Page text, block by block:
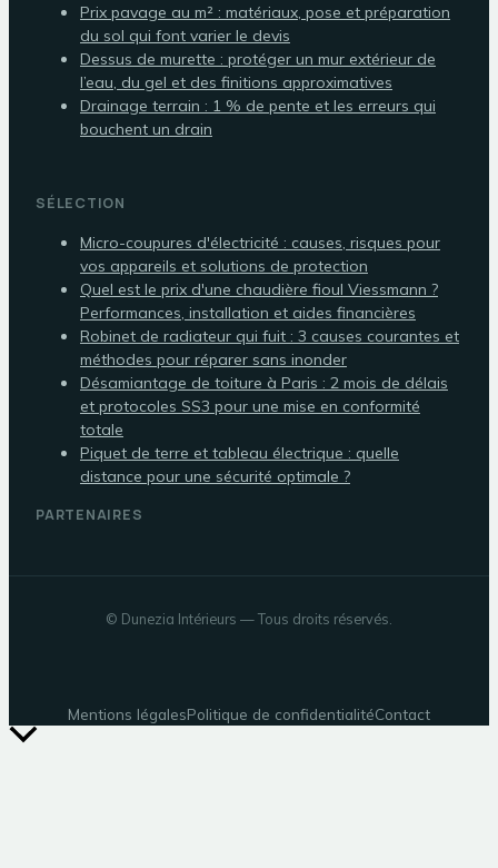
Prix pavage au m² : matériaux, pose et préparation
du sol qui font varier le devis
Dessus de murette : protéger un mur extérieur de
l’eau, du gel et des finitions approximatives
Drainage terrain : 1 % de pente et les erreurs qui
bouchent un drain
SÉLECTION
Micro-coupures d'électricité : causes, risques pour
vos appareils et solutions de protection
Quel est le prix d'une chaudière fioul Viessmann ?
Performances, installation et aides financières
Robinet de radiateur qui fuit : 3 causes courantes et
méthodes pour réparer sans inonder
Désamiantage de toiture à Paris : 2 mois de délais
et protocoles SS3 pour une mise en conformité
totale
Piquet de terre et tableau électrique : quelle
distance pour une sécurité optimale ?
PARTENAIRES
© Dunezia Intérieurs — Tous droits réservés.
Mentions légalesPolitique de confidentialitéContact